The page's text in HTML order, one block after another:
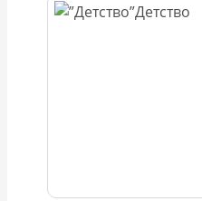
Детство